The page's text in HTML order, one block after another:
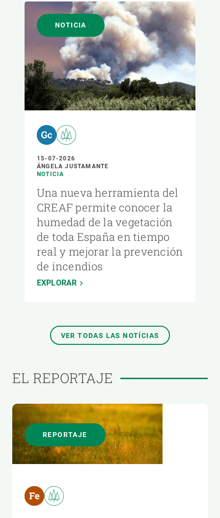
NOTICIA
15-07-2026
ÁNGELA JUSTAMANTE
NOTICIA
Una nueva herramienta del
CREAF permite conocer la
humedad de la vegetación
de toda España en tiempo
real y mejorar la prevención
de incendios
EXPLORAR
VER TODAS LAS NOTÍCIAS
EL REPORTAJE
REPORTAJE